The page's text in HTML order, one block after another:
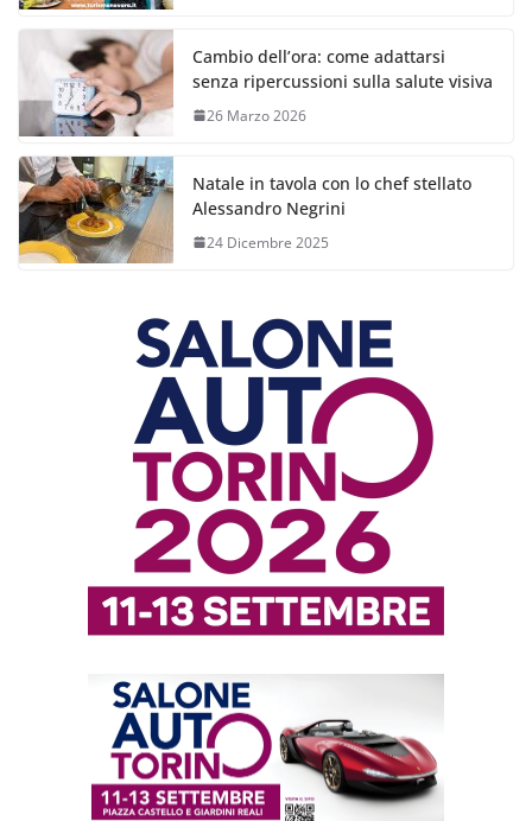
Cambio dell’ora: come adattarsi
senza ripercussioni sulla salute visiva
26 Marzo 2026
Natale in tavola con lo chef stellato
Alessandro Negrini
24 Dicembre 2025